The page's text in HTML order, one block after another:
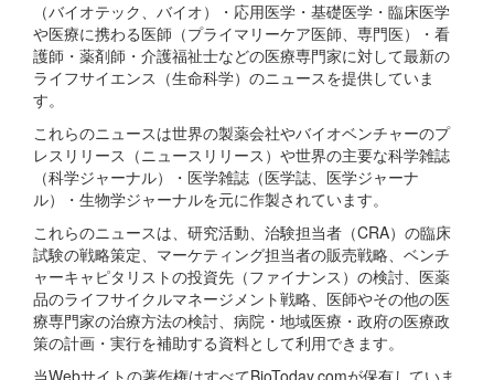
（バイオテック、バイオ）・応用医学・基礎医学・臨床医学
や医療に携わる医師（プライマリーケア医師、専門医）・看
護師・薬剤師・介護福祉士などの医療専門家に対して最新の
ライフサイエンス（生命科学）のニュースを提供していま
す。
これらのニュースは世界の製薬会社やバイオベンチャーのプ
レスリリース（ニュースリリース）や世界の主要な科学雑誌
（科学ジャーナル）・医学雑誌（医学誌、医学ジャーナ
ル）・生物学ジャーナルを元に作製されています。
これらのニュースは、研究活動、治験担当者（CRA）の臨床
試験の戦略策定、マーケティング担当者の販売戦略、ベンチ
ャーキャピタリストの投資先（ファイナンス）の検討、医薬
品のライフサイクルマネージメント戦略、医師やその他の医
療専門家の治療方法の検討、病院・地域医療・政府の医療政
策の計画・実行を補助する資料として利用できます。